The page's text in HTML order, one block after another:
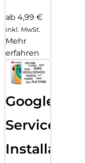
ab 4,99 €
inkl. MwSt.
Mehr
erfahren
Google
Services
Installation